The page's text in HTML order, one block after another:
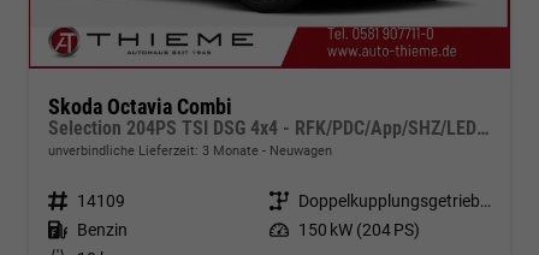
Skoda Octavia Combi
Selection 204PS TSI DSG 4x4 - RFK/PDC/App/SHZ/LED/5J Garantie
unverbindliche Lieferzeit: 3 Monate Neuwagen
Fahrzeugnr. 14109 Getriebe
Doppelkupplungsgetriebe (DSG)
Kraftstoff Benzin Leistung 150 kW (204 PS)